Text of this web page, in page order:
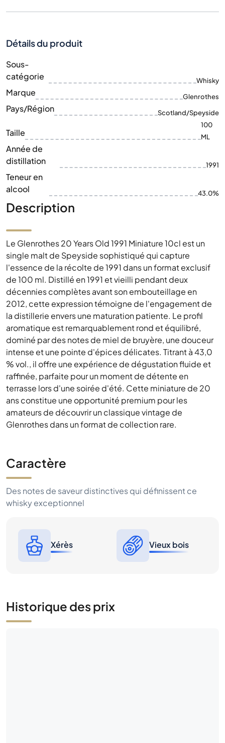
Détails du produit
Sous-
catégorie
Whisky
Marque Glenrothes
Pays/Région Scotland/Speyside
Taille
100
ML
Année de
distillation
1991
Teneur en
alcool
43.0%
Description
Le Glenrothes 20 Years Old 1991 Miniature 10cl est un
single malt de Speyside sophistiqué qui capture
l'essence de la récolte de 1991 dans un format exclusif
de 100 ml. Distillé en 1991 et vieilli pendant deux
décennies complètes avant son embouteillage en
2012, cette expression témoigne de l'engagement de
la distillerie envers une maturation patiente. Le profil
aromatique est remarquablement rond et équilibré,
dominé par des notes de miel de bruyère, une douceur
intense et une pointe d'épices délicates. Titrant à 43,0
% vol., il offre une expérience de dégustation fluide et
raffinée, parfaite pour un moment de détente en
terrasse lors d'une soirée d'été. Cette miniature de 20
ans constitue une opportunité premium pour les
amateurs de découvrir un classique vintage de
Glenrothes dans un format de collection rare.
Caractère
Des notes de saveur distinctives qui définissent ce
whisky exceptionnel
Xérès Vieux bois
Historique des prix